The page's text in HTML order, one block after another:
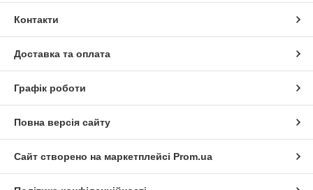
Контакти
Доставка та оплата
Графік роботи
Повна версія сайту
Сайт створено на маркетплейсі Prom.ua